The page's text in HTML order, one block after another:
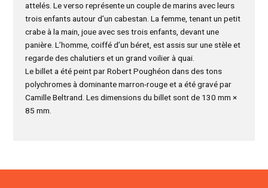
attelés. Le verso représente un couple de marins avec leurs
trois enfants autour d’un cabestan. La femme, tenant un petit
crabe à la main, joue avec ses trois enfants, devant une
panière. L’homme, coiffé d’un béret, est assis sur une stèle et
regarde des chalutiers et un grand voilier à quai.
Le billet a été peint par Robert Poughéon dans des tons
polychromes à dominante marron-rouge et a été gravé par
Camille Beltrand. Les dimensions du billet sont de 130 mm ×
85 mm.